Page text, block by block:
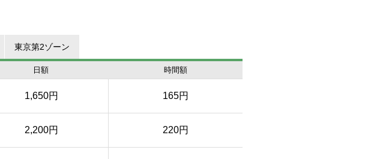
東京第2ゾーン
日額 時間額
1,650円 165円
2,200円 220円